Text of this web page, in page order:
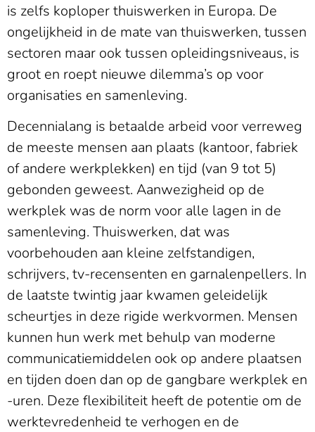
is zelfs koploper thuiswerken in Europa. De
ongelijkheid in de mate van thuiswerken, tussen
sectoren maar ook tussen opleidingsniveaus, is
groot en roept nieuwe dilemma’s op voor
organisaties en samenleving.
Decennialang is betaalde arbeid voor verreweg
de meeste mensen aan plaats (kantoor, fabriek
of andere werkplekken) en tijd (van 9 tot 5)
gebonden geweest. Aanwezigheid op de
werkplek was de norm voor alle lagen in de
samenleving. Thuiswerken, dat was
voorbehouden aan kleine zelfstandigen,
schrijvers, tv-recensenten en garnalenpellers. In
de laatste twintig jaar kwamen geleidelijk
scheurtjes in deze rigide werkvormen. Mensen
kunnen hun werk met behulp van moderne
communicatiemiddelen ook op andere plaatsen
en tijden doen dan op de gangbare werkplek en
-uren. Deze flexibiliteit heeft de potentie om de
werktevredenheid te verhogen en de